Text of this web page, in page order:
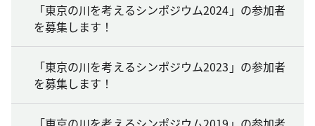
「東京の川を考えるシンポジウム2024」の参加者
を募集します！
「東京の川を考えるシンポジウム2023」の参加者
を募集します！